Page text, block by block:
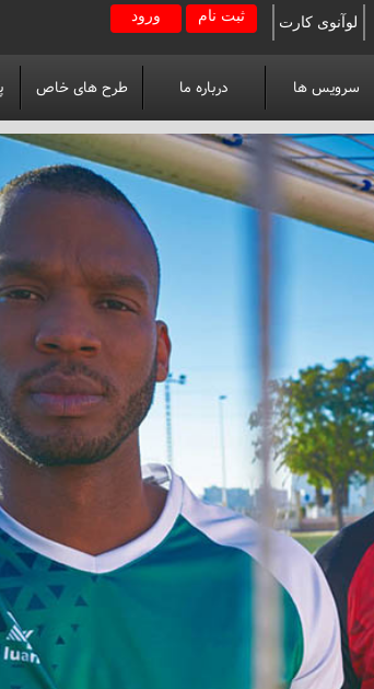
لوآنوی کارت ثبت نام ورود
سرویس ها درباره ما طرح های خاص